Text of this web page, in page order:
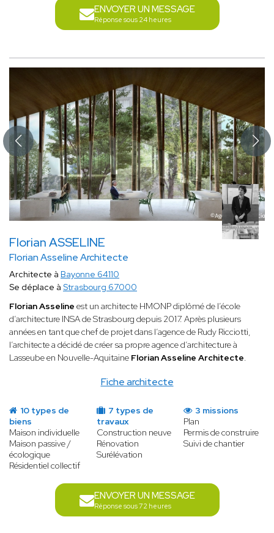
ENVOYER UN MESSAGE
Réponse sous 24 heures
Florian ASSELINE
Florian Asseline Architecte
Fiche architecte
Architecte à Bayonne 64110
Se déplace à Strasbourg 67000
Florian Asseline est un architecte HMONP diplômé de l’école
d’architecture INSA de Strasbourg depuis 2017. Après plusieurs
années en tant que chef de projet dans l’agence de Rudy Ricciotti,
l’architecte a décidé de créer sa propre agence d’architecture à
Lasseube en Nouvelle-Aquitaine Florian Asseline Architecte.
10 types de
biens
Maison individuelle
Maison passive /
écologique
Résidentiel collectif
7 types de
travaux
Construction neuve
Rénovation
Surélévation
3 missions
Plan
Permis de construire
Suivi de chantier
ENVOYER UN MESSAGE
Réponse sous 72 heures